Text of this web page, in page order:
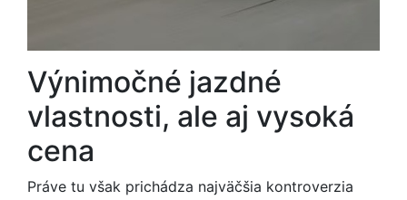
Výnimočné jazdné
vlastnosti, ale aj vysoká
cena
Práve tu však prichádza najväčšia kontroverzia